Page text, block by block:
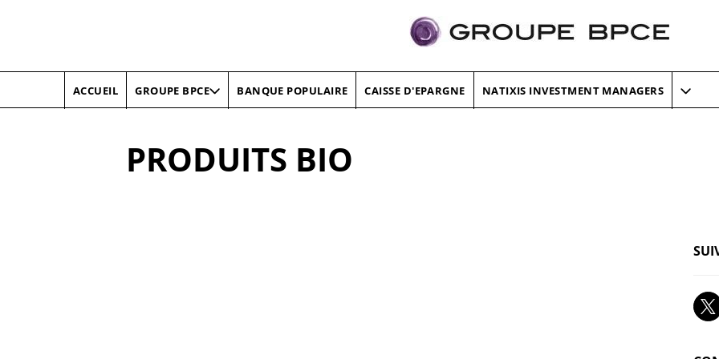
ACCUEIL GROUPE BPCE BANQUE POPULAIRE CAISSE D'EPARGNE NATIXIS INVESTMENT MANAGERS
PRODUITS BIO